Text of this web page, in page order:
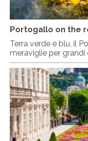
Portogallo on the
Terra verde e blu, il
meraviglie per grandi